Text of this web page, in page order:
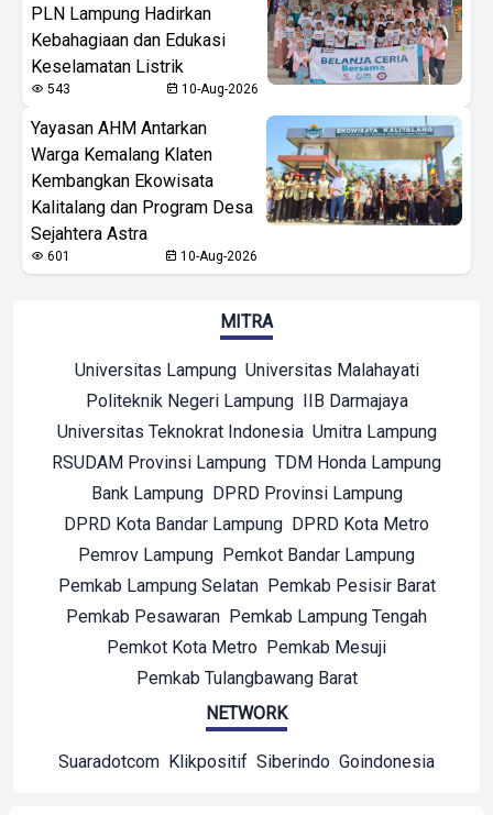
PLN Lampung Hadirkan
Kebahagiaan dan Edukasi
Keselamatan Listrik
543 10-Aug-2026
Yayasan AHM Antarkan
Warga Kemalang Klaten
Kembangkan Ekowisata
Kalitalang dan Program Desa
Sejahtera Astra
601 10-Aug-2026
MITRA
Universitas Lampung Universitas Malahayati
Politeknik Negeri Lampung
IIB Darmajaya
Universitas Teknokrat Indonesia Umitra Lampung
RSUDAM Provinsi Lampung TDM Honda Lampung
Bank Lampung
DPRD Provinsi Lampung
DPRD Kota Bandar Lampung DPRD Kota Metro
Pemrov Lampung Pemkot Bandar Lampung
Pemkab Lampung Selatan
Pemkab Pesisir Barat
Pemkab Pesawaran Pemkab Lampung Tengah
Pemkot Kota Metro Pemkab Mesuji
Pemkab Tulangbawang Barat
NETWORK
Suaradotcom Klikpositif Siberindo Goindonesia